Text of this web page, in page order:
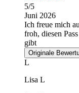
5/5
Juni 2026
Ich freue mich
froh, diesen
gibt
Originale
L
Lisa L